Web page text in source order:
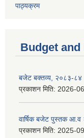
पाठ्यक्रम
Budget
बजेट बक्तव्य, २०८३-८४
प्रकाशन मिति: 2026-
वार्षिक बजेट पुस्तक
प्रकाशन मिति: 2025-